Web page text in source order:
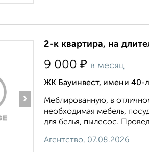
›
2-к квартира, на
9 000 ₽ в месяц
ЖК Бауинвест, имени 40-
Меблированную, в
необходимая мебель,
для белья, пылесос.
Агентство, 07.08.2026